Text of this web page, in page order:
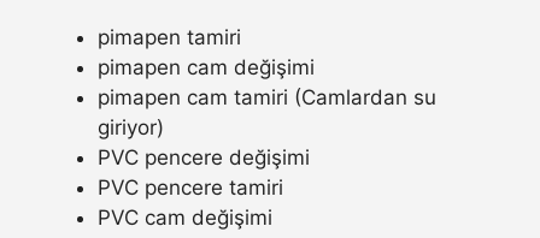
pimapen tamiri
pimapen cam değişimi
pimapen cam tamiri (Camlardan su
giriyor)
PVC pencere değişimi
PVC pencere tamiri
PVC cam değişimi